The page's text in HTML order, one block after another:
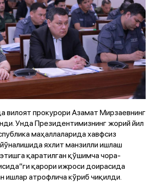
вилоят прокурори Азамат Мирзаевнинг
Унда Президентимизнинг жорий йил
маҳаллаларида хавфсиз
яхлит манзилли ишлаш
қаратилган қўшимча чора-
қарори ижроси доирасида
ишлар атрофлича кўриб чиқилди.